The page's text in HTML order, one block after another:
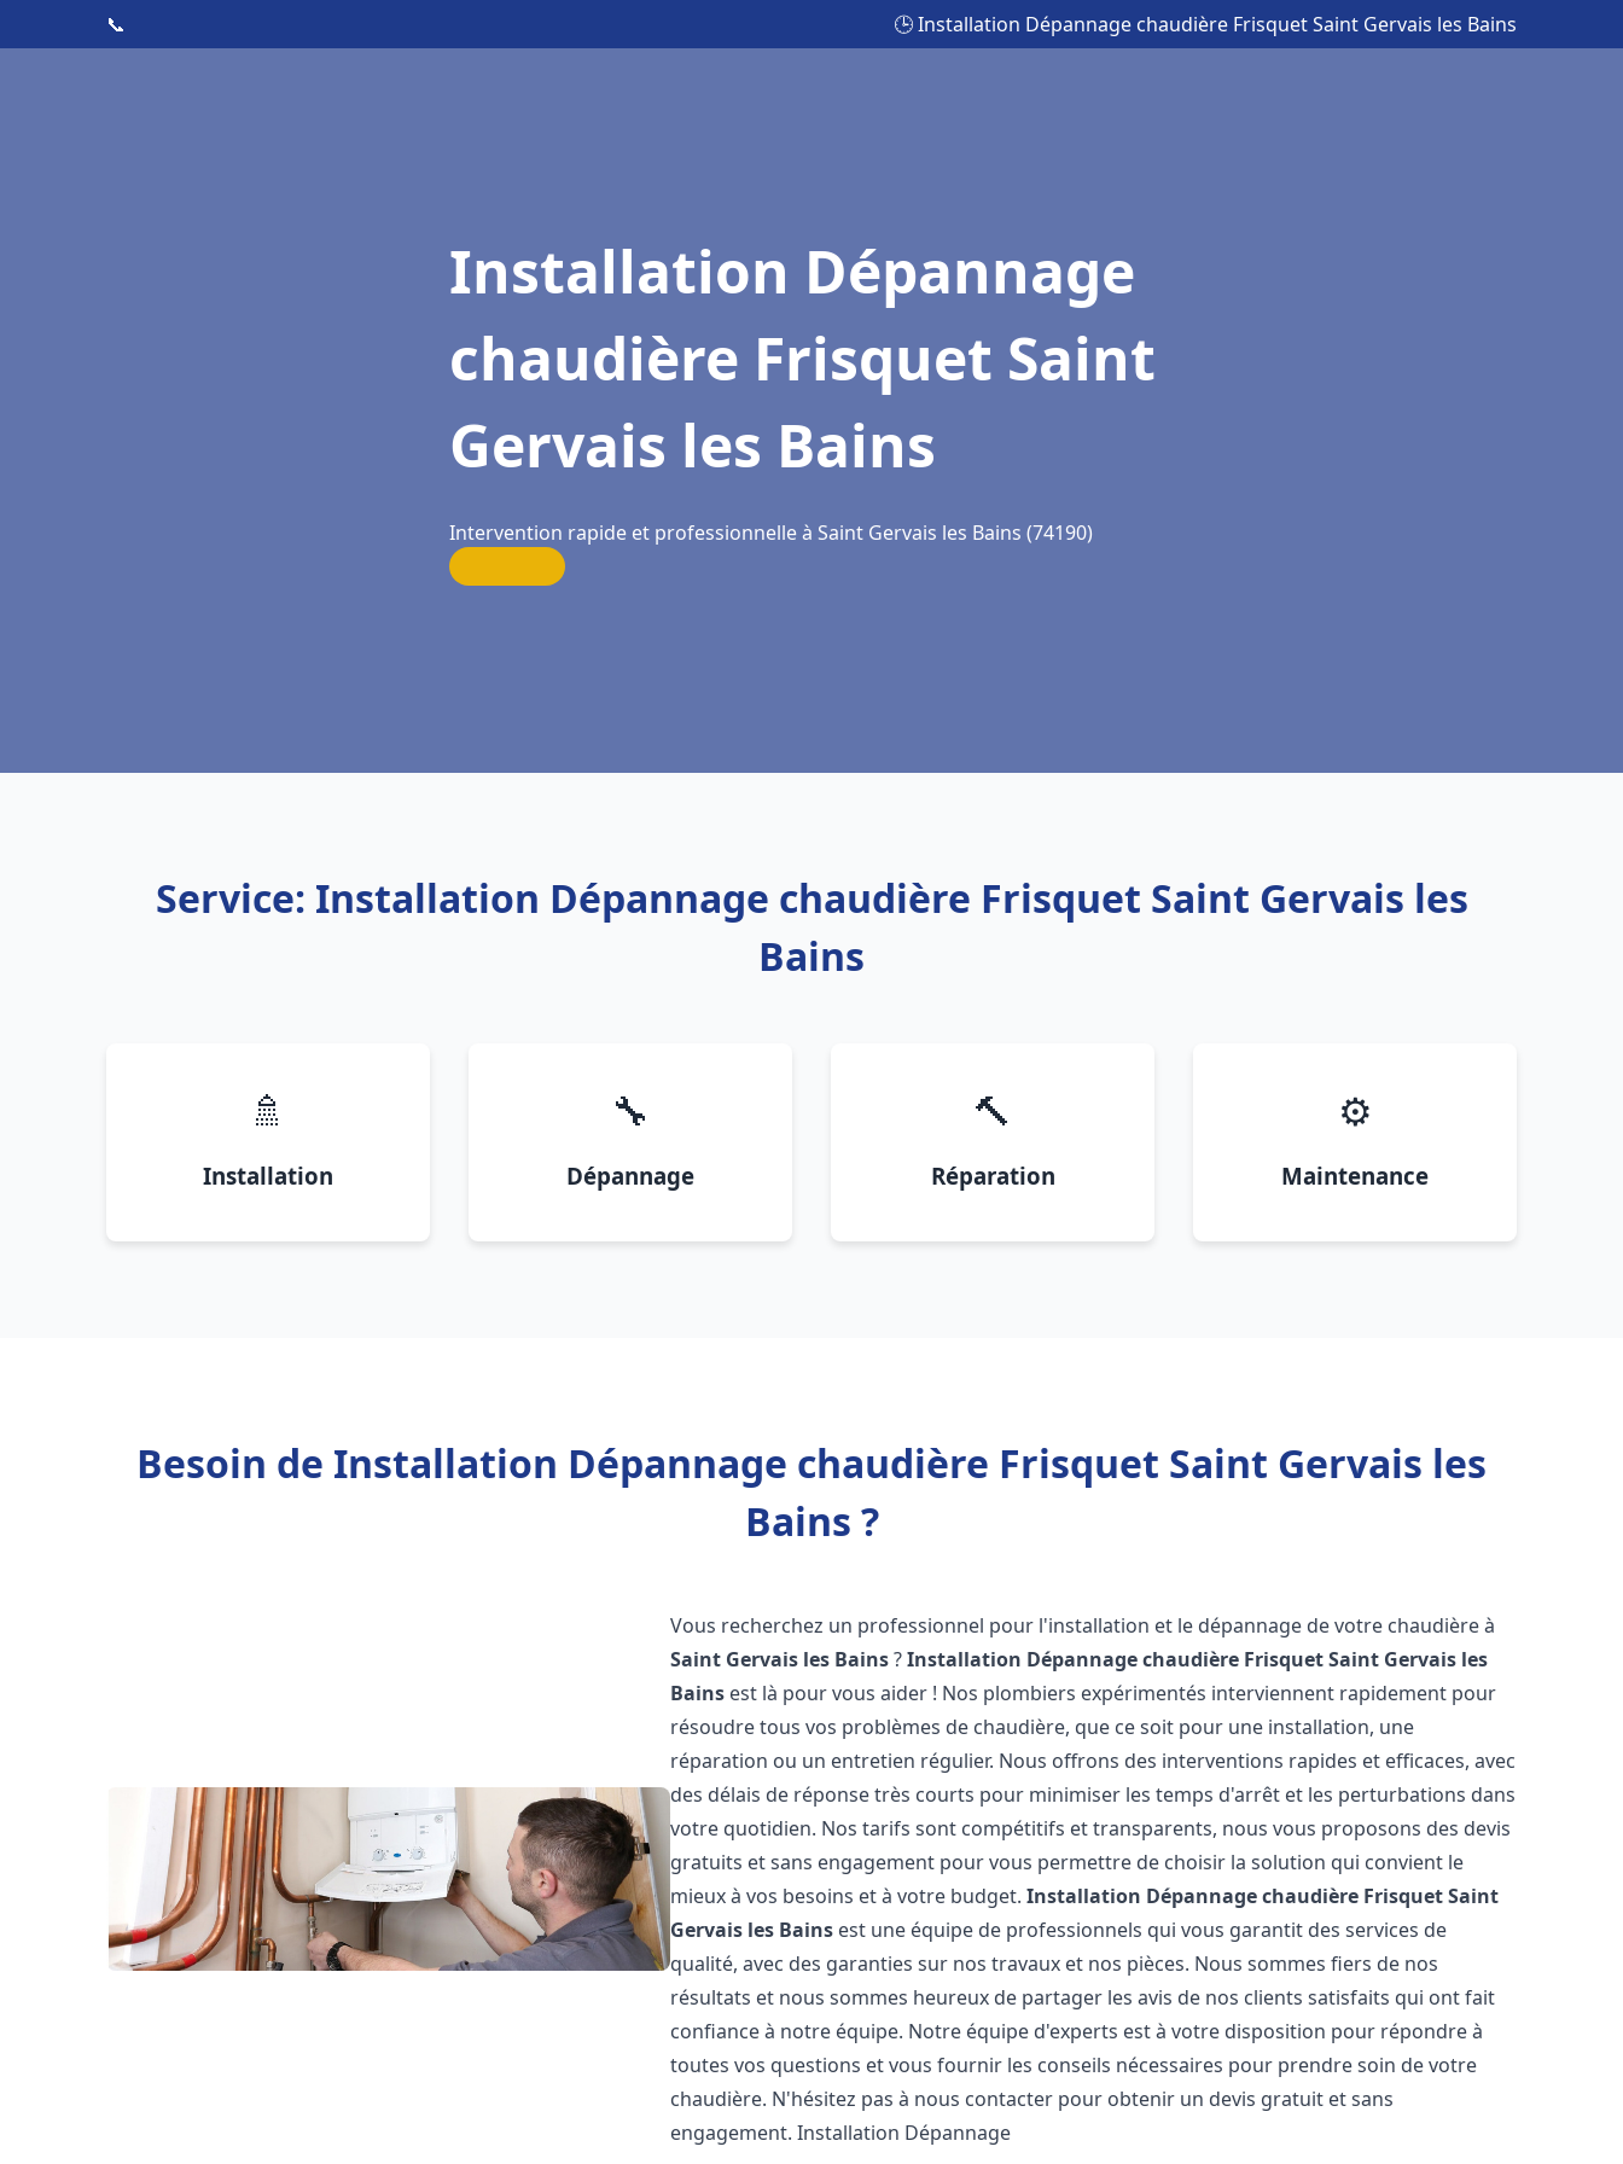
📞 🕒 Installation Dépannage chaudière Frisquet Saint Gervais les Bains
Installation Dépannage
chaudière Frisquet Saint
Gervais les Bains
Intervention rapide et professionnelle à Saint Gervais les Bains (74190)
Service: Installation Dépannage chaudière Frisquet Saint Gervais les
Bains
🚿
Installation
🔧
Dépannage
🔨
Réparation
⚙️
Maintenance
Besoin de Installation Dépannage chaudière Frisquet Saint Gervais les
Bains ?
Vous recherchez un professionnel pour l'installation et le dépannage de votre chaudière à
Saint Gervais les Bains?Installation Dépannage chaudière FrisquetSaint Gervais les
Bains est là pour vous aider ! Nos plombiers expérimentés interviennent rapidement pour
résoudre tous vos problèmes de chaudière, que ce soit pour une installation, une
réparation ou un entretien régulier. Nous offrons des interventions rapides et efficaces, avec
des délais de réponse très courts pour minimiser les temps d'arrêt et les perturbations dans
votre quotidien. Nos tarifs sont compétitifs et transparents, nous vous proposons des devis
gratuits et sans engagement pour vous permettre de choisir la solution qui convient le
mieux à vos besoins et à votre budget.Installation Dépannage chaudière FrisquetSaint
Gervais les Bains est une équipe de professionnels qui vous garantit des services de
qualité, avec des garanties sur nos travaux et nos pièces. Nous sommes fiers de nos
résultats et nous sommes heureux de partager les avis de nos clients satisfaits qui ont fait
confiance à notre équipe. Notre équipe d'experts est à votre disposition pour répondre à
toutes vos questions et vous fournir les conseils nécessaires pour prendre soin de votre
chaudière. N'hésitez pas à nous contacter pour obtenir un devis gratuit et sans
engagement. Installation Dépannage